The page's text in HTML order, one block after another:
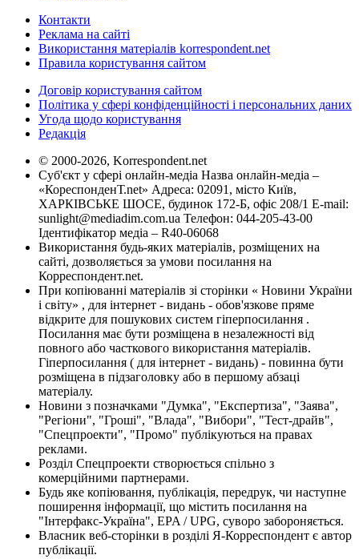
Контакти
Реклама на сайті
Використання матеріалів korrespondent.net
Правила користування сайтом
Договір користування сайтом
Політика у сфері конфіденційності і персональних даних
Угода щодо користування
Редакція
© 2000-2026, Korrespondent.net
Суб'єкт у сфері онлайн-медіа Назва онлайн-медіа –
«КореспонденТ.net» Адреса: 02091, місто Київ,
ХАРКІВСЬКЕ ШОСЕ, будинок 172-Б, офіс 208/1 E-mail:
sunlight@mediadim.com.ua Телефон: 044-205-43-00
Ідентифікатор медіа – R40-06068
Використання будь-яких матеріалів, розміщених на
сайті, дозволяється за умови посилання на
Корреспондент.net.
При копіюванні матеріалів зі сторінки « Новини України
і світу» , для інтернет - видань - обов'язкове пряме
відкрите для пошукових систем гіперпосилання .
Посилання має бути розміщена в незалежності від
повного або часткового використання матеріалів.
Гіперпосилання ( для інтернет - видань) - повинна бути
розміщена в підзаголовку або в першому абзаці
матеріалу.
Новини з позначками "Думка", "Експертиза", "Заява",
"Регіони", "Гроші", "Влада", "Вибори", "Тест-драйв",
"Спецпроекти", "Промо" публікуються на правах
реклами.
Розділ Спецпроекти створюється спільно з
комерційними партнерами.
Будь яке копіювання, публікація, передрук, чи наступне
поширення інформації, що містить посилання на
"Інтерфакс-Україна", EPA / UPG, суворо забороняється.
Власник веб-сторінки в розділі Я-Корреспондент є автор
публікації.